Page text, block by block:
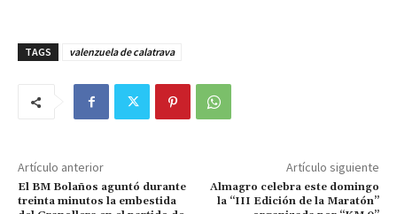
TAGS valenzuela de calatrava
Artículo anterior
El BM Bolaños aguntó durante
treinta minutos la embestida
Artículo siguiente
Almagro celebra este domingo
la “III Edición de la Maratón”